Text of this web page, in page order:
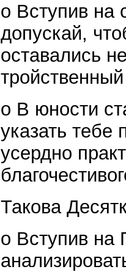
o Вступив на
допускай,
оставались
o В юности
указать тебе
усердно
Такова
o Вступив на